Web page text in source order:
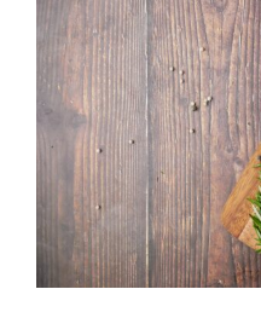
La science de